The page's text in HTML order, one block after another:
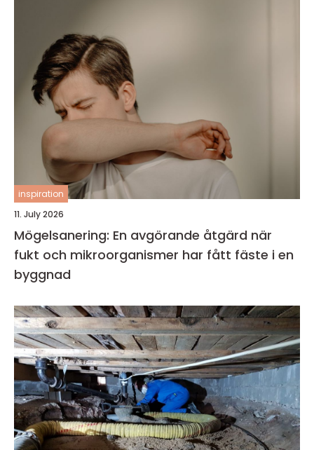
inspiration
11. July 2026
Mögelsanering: En avgörande åtgärd när
fukt och mikroorganismer har fått fäste i en
byggnad